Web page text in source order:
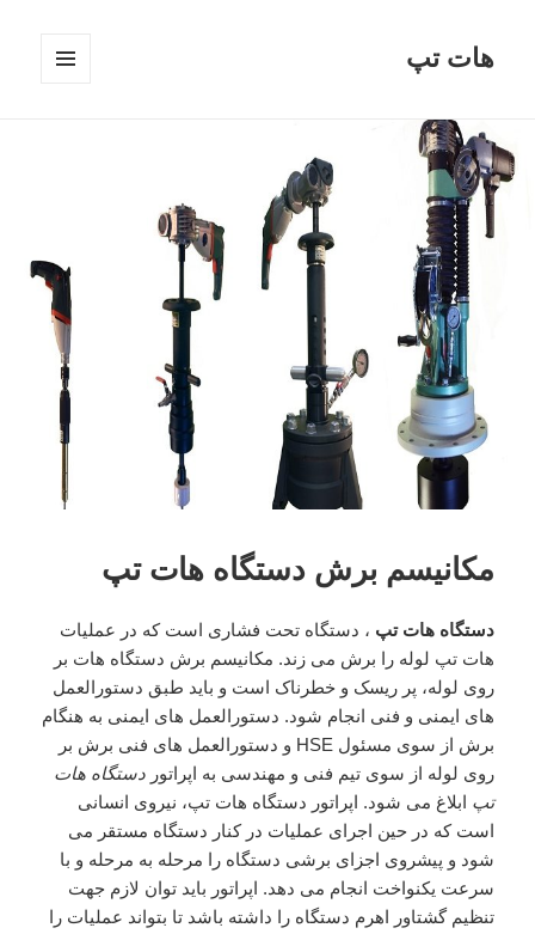
هات تپ
مکانیسم برش دستگاه هات تپ
دستگاه هات تپ ، دستگاه تحت فشاری است که در عملیات
هات تپ لوله را برش می زند. مکانیسم برش دستگاه هات بر
روی لوله، پر ریسک و خطرناک است و باید طبق دستورالعمل
های ایمنی و فنی انجام شود. دستورالعمل های ایمنی به هنگام
برش از سوی مسئول HSE و دستورالعمل های فنی برش بر
روی لوله از سوی تیم فنی و مهندسی به اپراتوردستگاه هات
تپ ابلاغ می شود. اپراتور دستگاه هات تپ، نیروی انسانی
است که در حین اجرای عملیات در کنار دستگاه مستقر می
شود و پیشروی اجزای برشی دستگاه را مرحله به مرحله و با
سرعت یکنواخت انجام می دهد. اپراتور باید توان لازم جهت
تنظیم گشتاور اهرم دستگاه را داشته باشد تا بتواند عملیات را